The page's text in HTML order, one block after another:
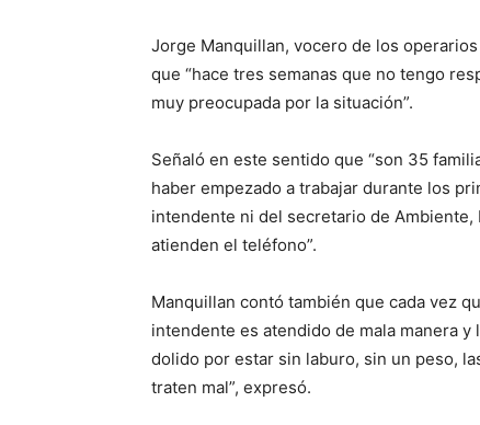
Jorge Manquillan, vocero de los
que “hace tres semanas que no tengo
muy preocupada por la situación”.
Señaló en este sentido que “son 35
haber empezado a trabajar durante los
intendente ni del secretario de
atienden el teléfono”.
Manquillan contó también que cada vez
intendente es atendido de mala manera y
dolido por estar sin laburo, sin un peso,
traten mal”, expresó.